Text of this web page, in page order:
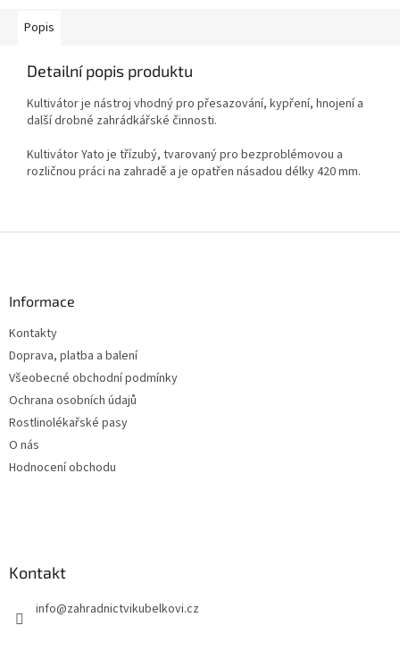
Popis
Detailní popis produktu
Kultivátor je nástroj vhodný pro přesazování, kypření, hnojení a
další drobné zahrádkářské činnosti.
Kultivátor Yato je třízubý, tvarovaný pro bezproblémovou a
rozličnou práci na zahradě a je opatřen násadou délky 420 mm.
Informace
Kontakty
Doprava, platba a balení
Všeobecné obchodní podmínky
Ochrana osobních údajů
Rostlinolékařské pasy
O nás
Hodnocení obchodu
Kontakt
info@zahradnictvikubelkovi.cz